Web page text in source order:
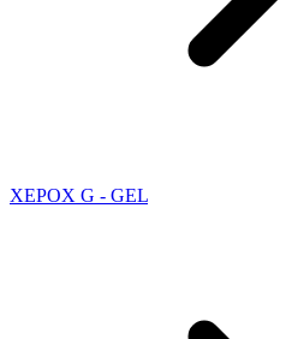
XEPOX G - GEL